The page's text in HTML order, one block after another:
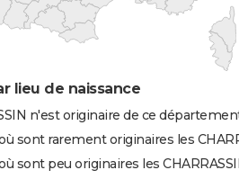
lieu de naissance
n'est originaire de ce département
sont rarement originaires les
sont peu originaires les CHARRASSIN